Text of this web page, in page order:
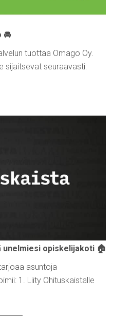
🚘
tuottaa Omago Oy.
sijaitsevat seuraavasti:
unelmiesi opiskelijakoti 🏠
asuntoja
1. Liity Ohituskaistalle